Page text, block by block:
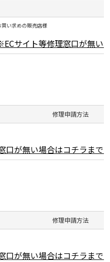
買い求めの販売店様
サイト等修理窓口が無い
修理申請方法
口が無い場合はコチラまで
修理申請方法
口が無い場合はコチラまで